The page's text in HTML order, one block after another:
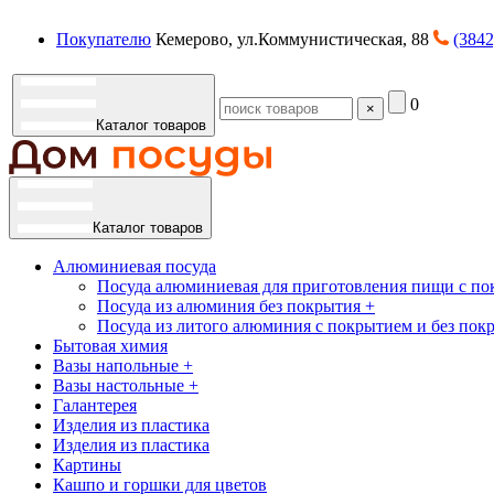
Покупателю Кемерово, ул.Коммунистическая, 88
Каталог товаров
× 0
Каталог товаров
Алюминиевая посуда
Посуда алюминиевая для приготовления пищи с
Посуда из алюминия без покрытия +
Посуда из литого алюминия с покрытием и без
Бытовая химия
Вазы напольные +
Вазы настольные +
Галантерея
Изделия из пластика
Изделия из пластика
Картины
Кашпо и горшки для цветов